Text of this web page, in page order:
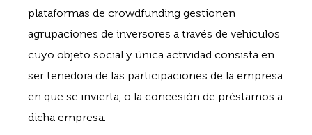
plataformas de crowdfunding gestionen
agrupaciones de inversores a través de vehículos
cuyo objeto social y única actividad consista en
ser tenedora de las participaciones de la empresa
en que se invierta, o la concesión de préstamos a
dicha empresa.